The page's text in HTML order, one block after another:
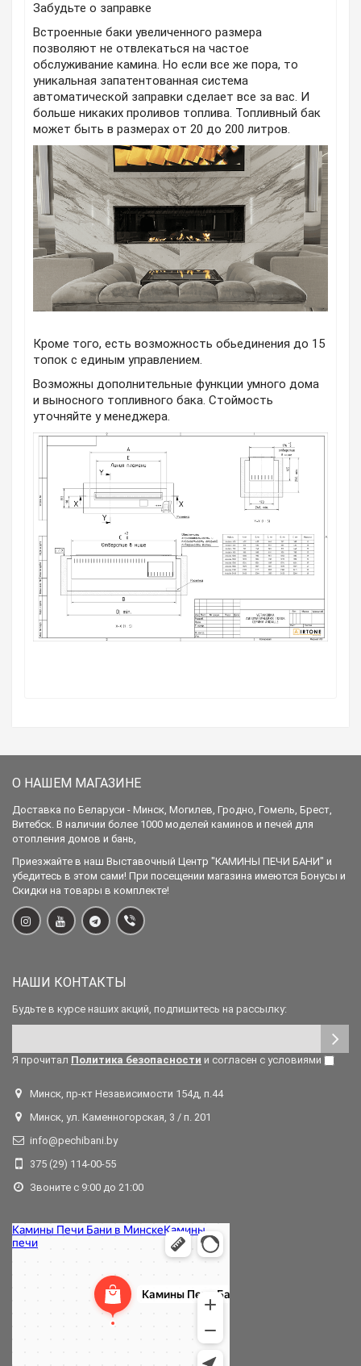
Забудьте о заправке
Встроенные баки увеличенного размера
позволяют не отвлекаться на частое
обслуживание камина. Но если все же пора, то
уникальная запатентованная система
автоматической заправки сделает все за вас. И
больше никаких проливов топлива. Топливный бак
может быть в размерах от 20 до 200 литров.
Кроме того, есть возможность обьединения до 15
топок с единым управлением.
Возможны дополнительные функции умного дома
и выносного топливного бака. Стоймость
уточняйте у менеджера.
О НАШЕМ МАГАЗИНЕ
Доставка по Беларуси - Минск, Могилев, Гродно, Гомель, Брест,
Витебск. В наличии более 1000 моделей каминов и печей для
отопления домов и бань,
Приезжайте в наш Выставочный Центр "КАМИНЫ ПЕЧИ БАНИ" и
убедитесь в этом сами! При посещении магазина имеются Бонусы и
Скидки на товары в комплекте!
НАШИ КОНТАКТЫ
Будьте в курсе наших акций, подпишитесь на рассылку:
Я прочитал Политика безопасности и согласен с условиями
Минск, пр-кт Независимости 154д, п.44
Минск, ул. Каменногорская, 3 / п. 201
info@pechibani.by
375 (29) 114-00-55
Звоните с 9:00 до 21:00